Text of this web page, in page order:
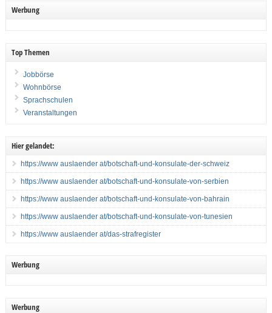
Werbung
Top Themen
Jobbörse
Wohnbörse
Sprachschulen
Veranstaltungen
Hier gelandet:
https://www auslaender at/botschaft-und-konsulate-der-schweiz
https://www auslaender at/botschaft-und-konsulate-von-serbien
https://www auslaender at/botschaft-und-konsulate-von-bahrain
https://www auslaender at/botschaft-und-konsulate-von-tunesien
https://www auslaender at/das-strafregister
Werbung
Werbung